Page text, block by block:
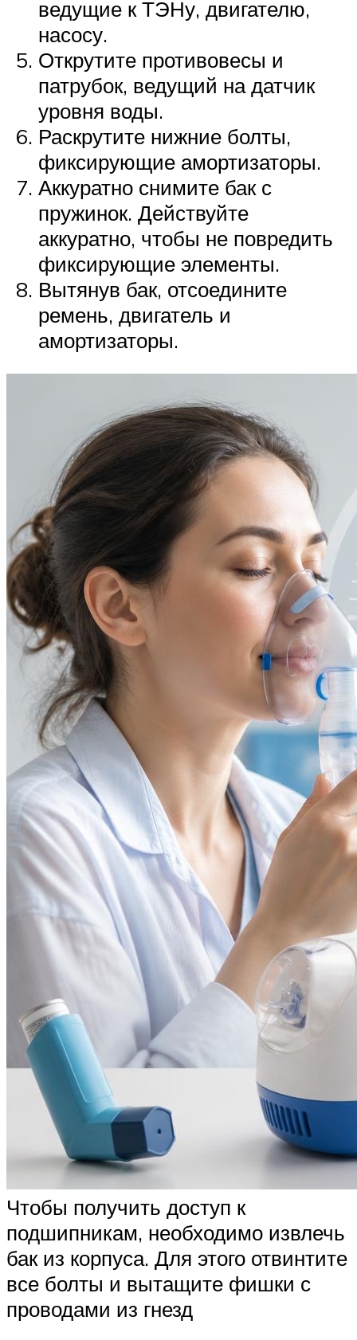
ведущие к ТЭНу, двигателю,
насосу.
Открутите противовесы и
патрубок, ведущий на датчик
уровня воды.
Раскрутите нижние болты,
фиксирующие амортизаторы.
Аккуратно снимите бак с
пружинок. Действуйте
аккуратно, чтобы не повредить
фиксирующие элементы.
Вытянув бак, отсоедините
ремень, двигатель и
амортизаторы.
Чтобы получить доступ к
подшипникам, необходимо извлечь
бак из корпуса. Для этого отвинтите
все болты и вытащите фишки с
проводами из гнезд